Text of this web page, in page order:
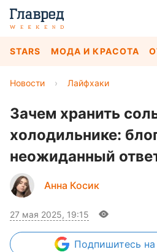
STARS МОДА И КРАСОТА
Новости › Лайфхаки
Зачем хранить
холодильнике:
неожиданный
Анна Косик
27 мая 2025, 19:15
Подпишитесь